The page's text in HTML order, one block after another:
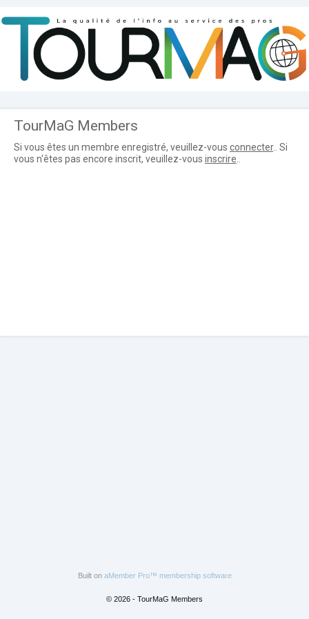
TourMaG Members
Si vous êtes un membre enregistré, veuillez-vous connecter.. Si
vous n'êtes pas encore inscrit, veuillez-vous inscrire
Built on aMember Pro™ membership software
© 2026 - TourMaG Members